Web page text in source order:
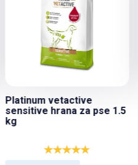
Platinum vetactive
sensitive hrana za pse 1.5
kg